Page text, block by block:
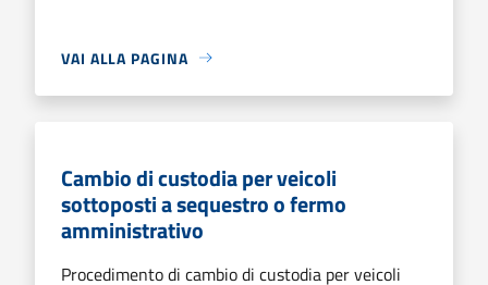
VAI ALLA PAGINA
Cambio di custodia per veicoli
sottoposti a sequestro o fermo
amministrativo
Procedimento di cambio di custodia per veicoli